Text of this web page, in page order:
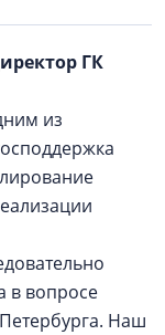
ГК
из
в вопросе
Наш